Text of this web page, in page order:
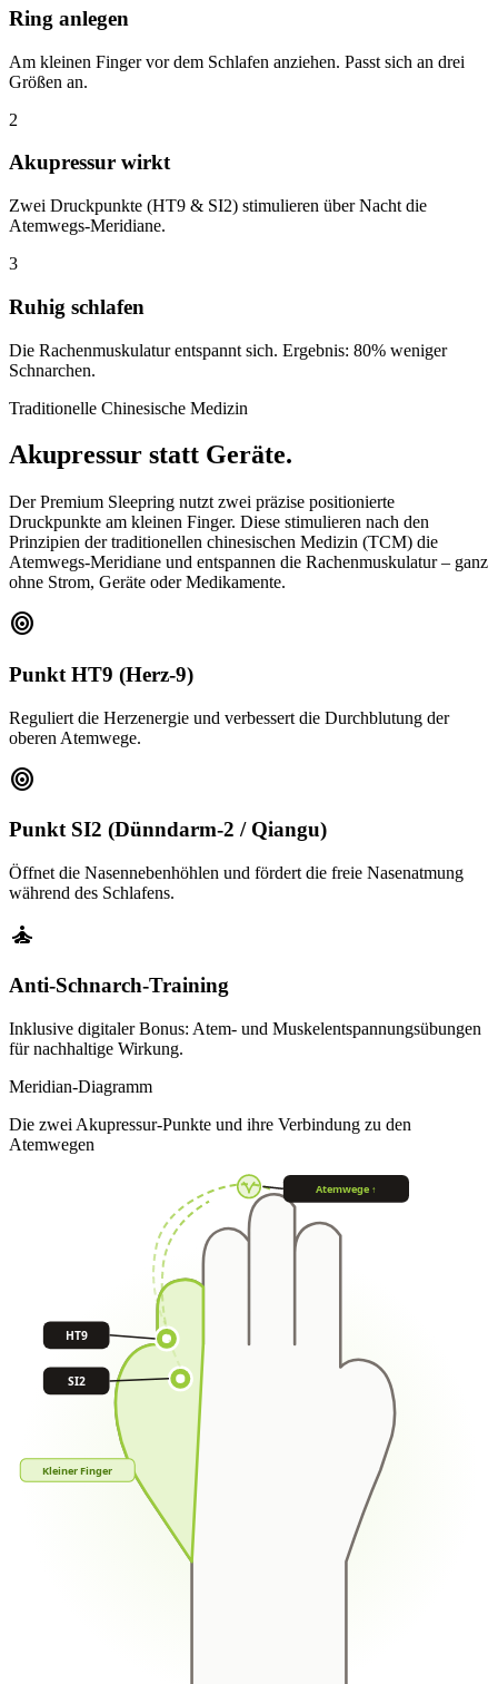
Ring anlegen
Am kleinen Finger vor dem Schlafen anziehen. Passt sich an drei
Größen an.
2
Akupressur wirkt
Zwei Druckpunkte (HT9 & SI2) stimulieren über Nacht die
Atemwegs-Meridiane.
3
Ruhig schlafen
Die Rachenmuskulatur entspannt sich. Ergebnis: 80% weniger
Schnarchen.
Traditionelle Chinesische Medizin
Akupressur statt Geräte.
Der Premium Sleepring nutzt zwei präzise positionierte
Druckpunkte am kleinen Finger. Diese stimulieren nach den
Prinzipien der traditionellen chinesischen Medizin (TCM) die
Atemwegs-Meridiane und entspannen die Rachenmuskulatur – ganz
ohne Strom, Geräte oder Medikamente.
target
Punkt HT9 (Herz-9)
Reguliert die Herzenergie und verbessert die Durchblutung der
oberen Atemwege.
target
Punkt SI2 (Dünndarm-2 / Qiangu)
Öffnet die Nasennebenhöhlen und fördert die freie Nasenatmung
während des Schlafens.
self_improvement
Anti-Schnarch-Training
Inklusive digitaler Bonus: Atem- und Muskelentspannungsübungen
für nachhaltige Wirkung.
Meridian-Diagramm
Die zwei Akupressur-Punkte und ihre Verbindung zu den
Atemwegen
HT9
SI2
Atemwege ↑
Kleiner Finger